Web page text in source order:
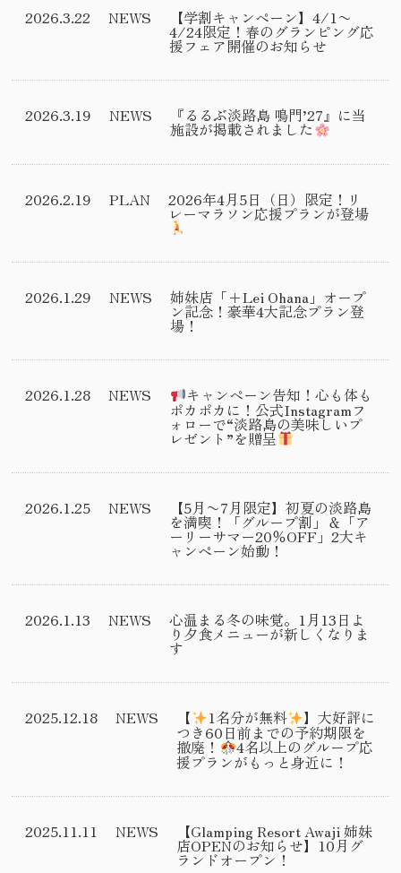
2026.3.22 NEWS 【学割キャンペーン】4/1〜
4/24限定！春のグランピング応
援フェア開催のお知らせ
2026.3.19 NEWS 『るるぶ淡路島 鳴門’27』に当
施設が掲載されました
2026.2.19 PLAN 2026年4月5日（日）限定！リ
レーマラソン応援プランが登場
2026.1.29 NEWS 姉妹店「+Lei Ohana」オープ
ン記念！豪華4大記念プラン登
場！
2026.1.28 NEWS キャンペーン告知！心も体も
ポカポカに！公式Instagramフ
ォローで“淡路島の美味しいプ
レゼント”を贈呈
2026.1.25 NEWS 【5月〜7月限定】初夏の淡路島
を満喫！「グループ割」＆「ア
ーリーサマー20％OFF」2大キ
ャンペーン始動！
2026.1.13 NEWS 心温まる冬の味覚。1月13日よ
り夕食メニューが新しくなりま
す
2025.12.18 NEWS 【 1名分が無料 】大好評に
つき60日前までの予約期限を
撤廃！ 4名以上のグループ応
援プランがもっと身近に！
2025.11.11 NEWS 【Glamping Resort Awaji 姉妹
店OPENのお知らせ】10月グ
ランドオープン！